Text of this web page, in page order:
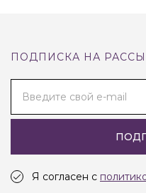
ПОДПИСКА НА
Введите свой e-mail
Я согласен с